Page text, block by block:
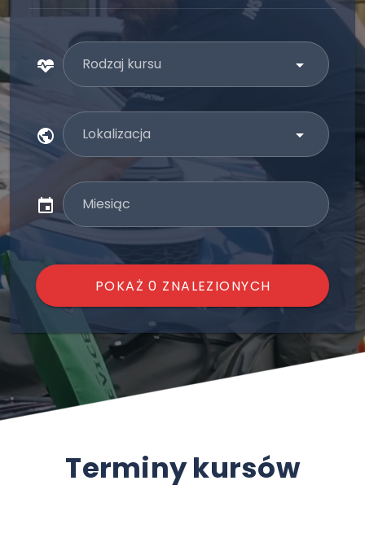
Rodzaj kursu
Lokalizacja
Miesiąc
POKAŻ 0 ZNALEZIONYCH
Terminy kursów